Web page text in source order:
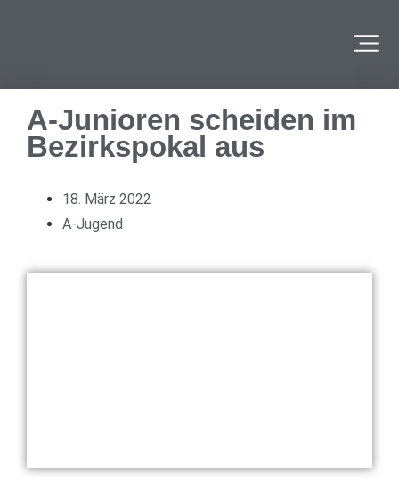
A-Junioren scheiden im
Bezirkspokal aus
18. März 2022
A-Jugend